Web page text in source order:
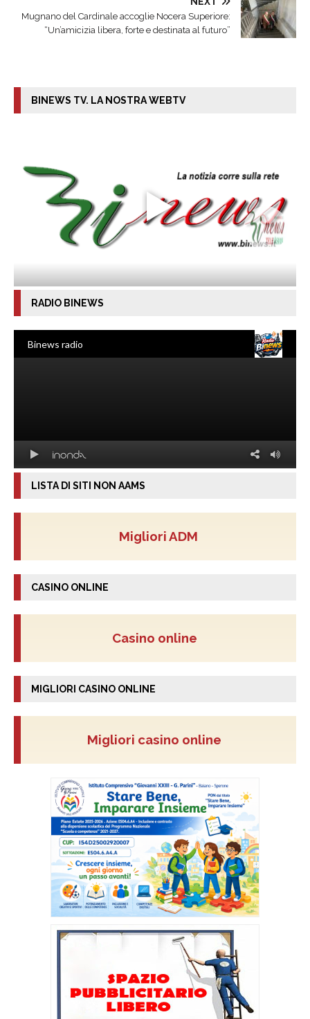
Mugnano del Cardinale accoglie Nocera Superiore:
“Un’amicizia libera, forte e destinata al futuro”
BINEWS TV. LA NOSTRA WEBTV
RADIO BINEWS
LISTA DI SITI NON AAMS
Migliori ADM
CASINO ONLINE
Casino online
MIGLIORI CASINO ONLINE
Migliori casino online